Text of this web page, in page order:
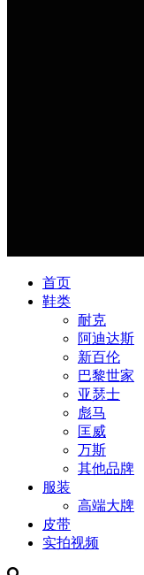
首页
鞋类
耐克
阿迪达斯
新百伦
巴黎世家
亚瑟士
彪马
匡威
万斯
其他品牌
服装
高端大牌
皮带
实拍视频